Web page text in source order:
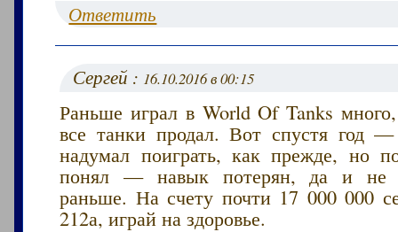
Ответить
Сергей : 16.10.2016 в 00:15
Раньше играл в World Of Tanks
все танки продал. Вот спустя год —
надумал поиграть, как прежде, но
понял — навык потерян, да и не
раньше. На счету почти 17 000 000
212а, играй на здоровье.